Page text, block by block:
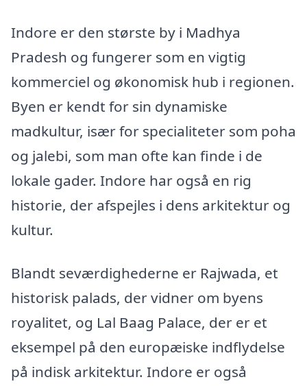
Indore er den største by i Madhya
Pradesh og fungerer som en vigtig
kommerciel og økonomisk hub i regionen.
Byen er kendt for sin dynamiske
madkultur, især for specialiteter som poha
og jalebi, som man ofte kan finde i de
lokale gader. Indore har også en rig
historie, der afspejles i dens arkitektur og
kultur.
Blandt seværdighederne er Rajwada, et
historisk palads, der vidner om byens
royalitet, og Lal Baag Palace, der er et
eksempel på den europæiske indflydelse
på indisk arkitektur. Indore er også